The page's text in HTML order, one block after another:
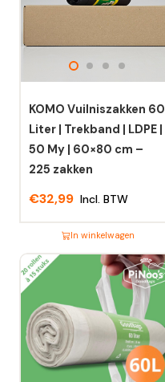
KOMO Vuilniszakken 60
Liter | Trekband | LDPE |
50 My | 60×80 cm –
225 zakken
€32,99 Incl. BTW
In winkelwagen
Dit
product
heeft
meerdere
variaties.
Deze